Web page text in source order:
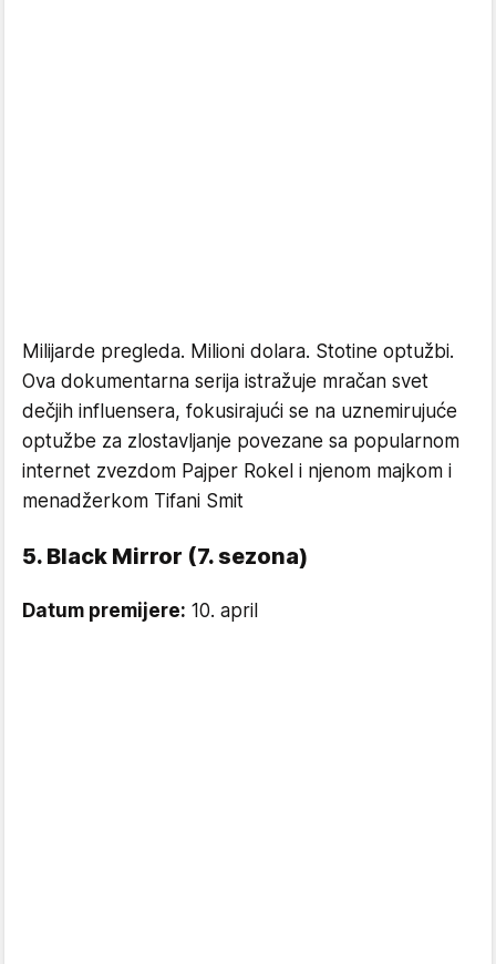
Milijarde pregleda. Milioni dolara. Stotine optužbi.
Ova dokumentarna serija istražuje mračan svet
dečjih influensera, fokusirajući se na uznemirujuće
optužbe za zlostavljanje povezane sa popularnom
internet zvezdom Pajper Rokel i njenom majkom i
menadžerkom Tifani Smit
5. Black Mirror (7. sezona)
Datum premijere: 10. april